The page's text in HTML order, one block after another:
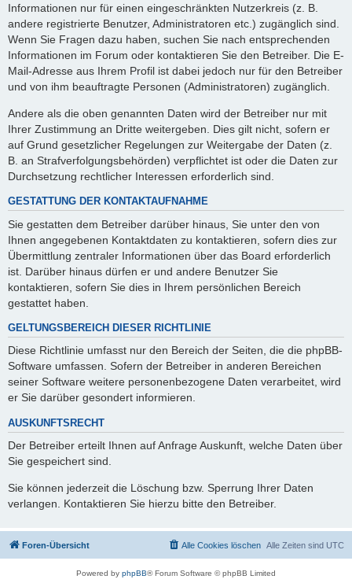
Informationen nur für einen eingeschränkten Nutzerkreis (z. B.
andere registrierte Benutzer, Administratoren etc.) zugänglich sind.
Wenn Sie Fragen dazu haben, suchen Sie nach entsprechenden
Informationen im Forum oder kontaktieren Sie den Betreiber. Die E-
Mail-Adresse aus Ihrem Profil ist dabei jedoch nur für den Betreiber
und von ihm beauftragte Personen (Administratoren) zugänglich.
Andere als die oben genannten Daten wird der Betreiber nur mit
Ihrer Zustimmung an Dritte weitergeben. Dies gilt nicht, sofern er
auf Grund gesetzlicher Regelungen zur Weitergabe der Daten (z.
B. an Strafverfolgungsbehörden) verpflichtet ist oder die Daten zur
Durchsetzung rechtlicher Interessen erforderlich sind.
GESTATTUNG DER KONTAKTAUFNAHME
Sie gestatten dem Betreiber darüber hinaus, Sie unter den von
Ihnen angegebenen Kontaktdaten zu kontaktieren, sofern dies zur
Übermittlung zentraler Informationen über das Board erforderlich
ist. Darüber hinaus dürfen er und andere Benutzer Sie
kontaktieren, sofern Sie dies in Ihrem persönlichen Bereich
gestattet haben.
GELTUNGSBEREICH DIESER RICHTLINIE
Diese Richtlinie umfasst nur den Bereich der Seiten, die die phpBB-
Software umfassen. Sofern der Betreiber in anderen Bereichen
seiner Software weitere personenbezogene Daten verarbeitet, wird
er Sie darüber gesondert informieren.
AUSKUNFTSRECHT
Der Betreiber erteilt Ihnen auf Anfrage Auskunft, welche Daten über
Sie gespeichert sind.
Sie können jederzeit die Löschung bzw. Sperrung Ihrer Daten
verlangen. Kontaktieren Sie hierzu bitte den Betreiber.
Foren-Übersicht Alle Zeiten sind UTC
Alle Cookies löschen
Powered by phpBB® Forum Software © phpBB Limited